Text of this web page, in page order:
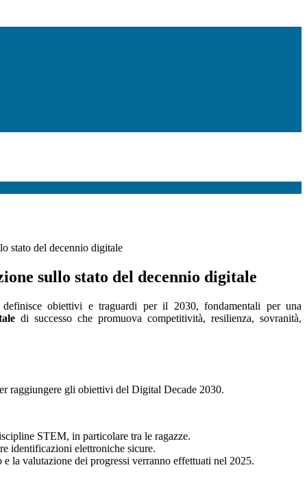
stato del decennio digitale
sullo stato del decennio digitale
obiettivi e traguardi per il 2030, fondamentali per una
di successo che promuova competitività, resilienza, sovranità,
raggiungere gli obiettivi del Digital Decade 2030.
STEM, in particolare tra le ragazze.
identificazioni elettroniche sicure.
la valutazione dei progressi verranno effettuati nel 2025.